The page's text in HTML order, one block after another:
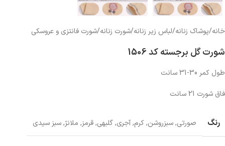
خانه/پوشاک زنانه/لباس زیر زنانه/شورت زنانه/شورت فانتزی و عروسکی
شورت گل برجسته کد 1506
طول کمر 30-31 سانت
فاق شورت 21 سانت
رنگ صورتی,سبزروشن,کرم,آجری,گلبهی,قرمز, ملانژ,سبز سیدی